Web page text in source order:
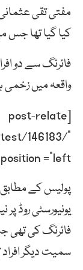
مفتی تقی
کیا گیا تھا
فائرنگ سے دو
واقعہ میں زخمی
[post-relate
146183/”
position =”left”]
پولیس کے مطابق
یونیورسٹی روڈ پر
فائرنگ کی تھی
سمیت دیگر